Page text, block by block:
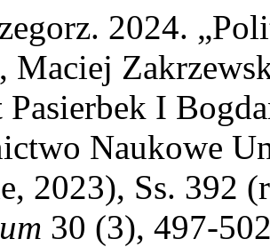
2024.
Maciej
Pasierbek I
Naukowe
2023), Ss. 392
30 (3), 497-